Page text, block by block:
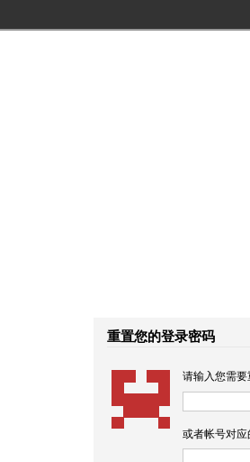
重置您的登录密码
请输入您需
或者帐号对应